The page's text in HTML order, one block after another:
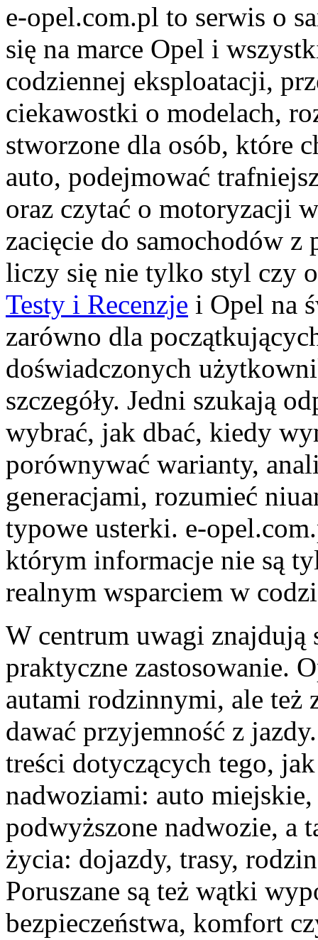
e-opel.com.pl to serwis o
się na marce Opel i
codziennej eksploatacji,
ciekawostki o modelach,
stworzone dla osób, które
auto, podejmować
oraz czytać o motoryzacji
zacięcie do samochodów z
liczy się nie tylko styl czy
Testy i Recenzje i Opel na
zarówno dla
doświadczonych
szczegóły. Jedni szukają
wybrać, jak dbać, kiedy
porównywać warianty,
generacjami, rozumieć
typowe usterki. e-
którym informacje nie są
realnym wsparciem w
W centrum uwagi
praktyczne zastosowanie.
autami rodzinnymi, ale też
dawać przyjemność z
treści dotyczących tego,
nadwoziami: auto
podwyższone nadwozie, a
życia: dojazdy, trasy,
Poruszane są też wątki
bezpieczeństwa, komfort